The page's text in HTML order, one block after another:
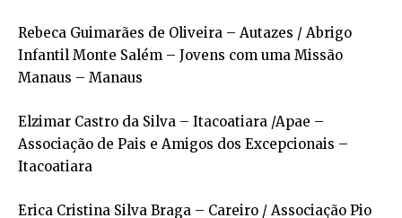
Rebeca Guimarães de Oliveira – Autazes / Abrigo
Infantil Monte Salém – Jovens com uma Missão
Manaus – Manaus
Elzimar Castro da Silva – Itacoatiara /Apae –
Associação de Pais e Amigos dos Excepcionais –
Itacoatiara
Erica Cristina Silva Braga – Careiro / Associação Pio